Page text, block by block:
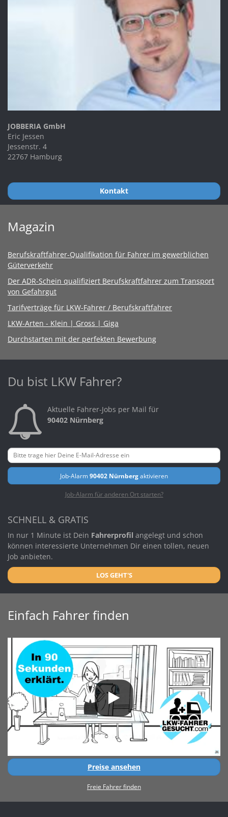
JOBBERIA GmbH
Eric Jessen
Jessenstr. 4
22767 Hamburg
Kontakt
Magazin
Berufskraftfahrer-Qualifikation für Fahrer im gewerblichen
Güterverkehr
Der ADR-Schein qualifiziert Berufskraftfahrer zum Transport
von Gefahrgut
Tarifverträge für LKW-Fahrer / Berufskraftfahrer
LKW-Arten - Klein | Gross | Giga
Durchstarten mit der perfekten Bewerbung
Du bist LKW Fahrer?
Aktuelle Fahrer-Jobs per Mail für
90402 Nürnberg
Job-Alarm90402 Nürnbergaktivieren
Job-Alarm für anderen Ort starten?
SCHNELL & GRATIS
In nur 1 Minute ist Dein Fahrerprofil angelegt und schon
können interessierte Unternehmen Dir einen tollen, neuen
Job anbieten.
LOS GEHT'S
Einfach Fahrer finden
Preise ansehen
Freie Fahrer finden